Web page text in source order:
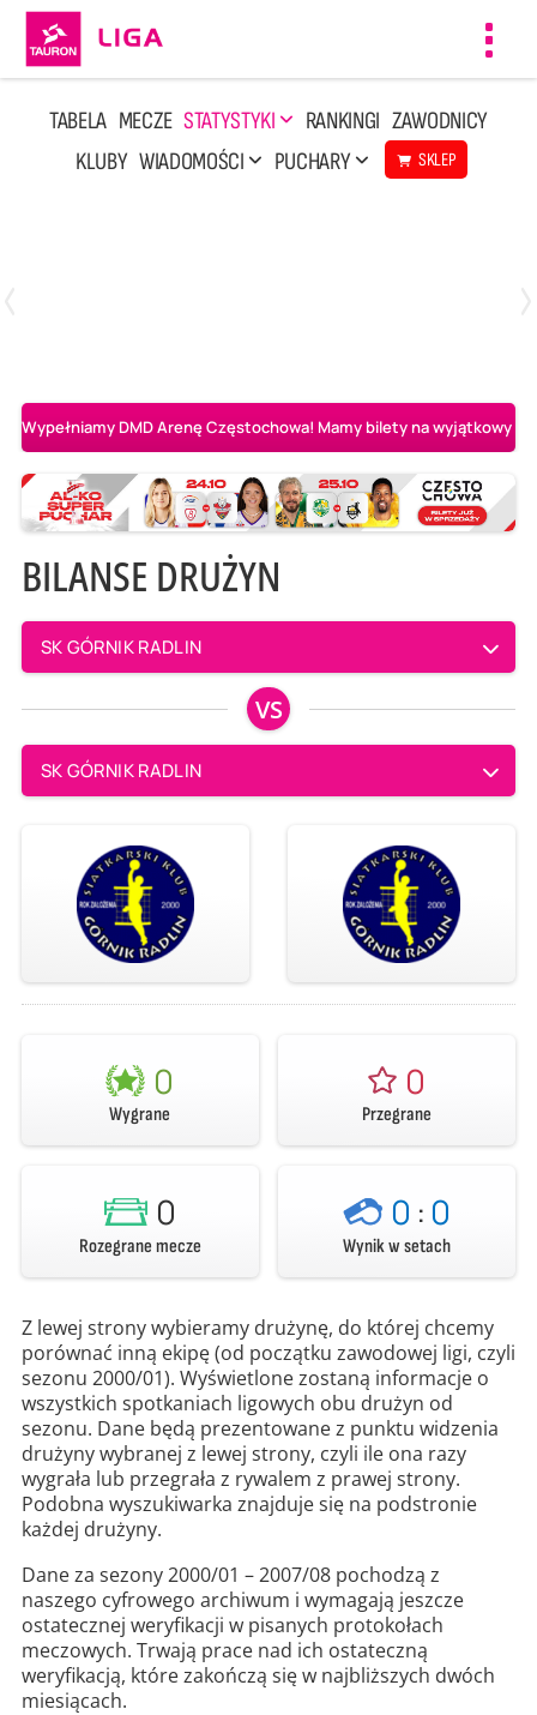
TABELA MECZE STATYSTYKI RANKINGI ZAWODNICY
KLUBY WIADOMOŚCI PUCHARY SKLEP
Wypełniamy DMD Arenę Częstochowa! Mamy bilety na wyjątkowy
BILANSE DRUŻYN
SK GÓRNIK RADLIN
VS
SK GÓRNIK RADLIN
0
Wygrane
0
Przegrane
0
Rozegrane mecze
0 : 0
Wynik w setach
Z lewej strony wybieramy drużynę, do której chcemy
porównać inną ekipę (od początku zawodowej ligi, czyli
sezonu 2000/01). Wyświetlone zostaną informacje o
wszystkich spotkaniach ligowych obu drużyn od
sezonu. Dane będą prezentowane z punktu widzenia
drużyny wybranej z lewej strony, czyli ile ona razy
wygrała lub przegrała z rywalem z prawej strony.
Podobna wyszukiwarka znajduje się na podstronie
każdej drużyny.
Dane za sezony 2000/01 – 2007/08 pochodzą z
naszego cyfrowego archiwum i wymagają jeszcze
ostatecznej weryfikacji w pisanych protokołach
meczowych. Trwają prace nad ich ostateczną
weryfikacją, które zakończą się w najbliższych dwóch
miesiącach.